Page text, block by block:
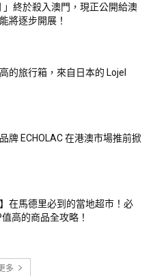
」終於殺入澳門，現正公開給澳
將逐步開展！
的旅行箱，來自日本的 Lojel
牌 ECHOLAC 在港澳市場推前掀
】在馬德里必到的當地超市！必
高的商品全攻略！
多